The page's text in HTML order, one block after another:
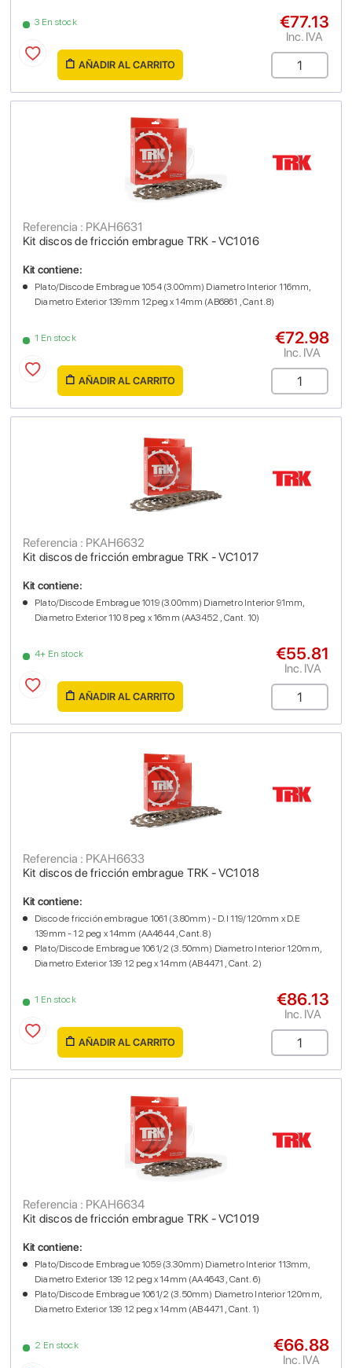
3 En stock €77.13
Inc. IVA
AÑADIR AL CARRITO
Kit discos de fricción embrague TRK - VC1016
Referencia : PKAH6631
1 En stock
Kit contiene:
Plato/Disco de Embrague 1054 (3.00mm) Diametro Interior 116mm,
Diametro Exterior 139mm 12peg x 14mm (AB6861 , Cant. 8)
€72.98
Inc. IVA
AÑADIR AL CARRITO
Kit discos de fricción embrague TRK - VC1017
Referencia : PKAH6632
4+ En stock
Kit contiene:
Plato/Disco de Embrague 1019 (3.00mm) Diametro Interior 91mm,
Diametro Exterior 110 8 peg x 16mm (AA3452 , Cant. 10)
€55.81
Inc. IVA
AÑADIR AL CARRITO
Kit discos de fricción embrague TRK - VC1018
Referencia : PKAH6633
1 En stock
Kit contiene:
Disco de fricción embrague 1061 (3.80mm) - D.I 119/120mm x D.E
139mm - 12 peg x 14mm (AA4644 , Cant. 8)
Plato/Disco de Embrague 1061/2 (3.50mm) Diametro Interior 120mm,
Diametro Exterior 139 12 peg x 14mm (AB4471 , Cant. 2)
€86.13
Inc. IVA
AÑADIR AL CARRITO
Kit discos de fricción embrague TRK - VC1019
Referencia : PKAH6634
2 En stock
Kit contiene:
Plato/Disco de Embrague 1059 (3.30mm) Diametro Interior 113mm,
Diametro Exterior 139 12 peg x 14mm (AA4643 , Cant. 6)
Plato/Disco de Embrague 1061/2 (3.50mm) Diametro Interior 120mm,
Diametro Exterior 139 12 peg x 14mm (AB4471 , Cant. 1)
€66.88
Inc. IVA